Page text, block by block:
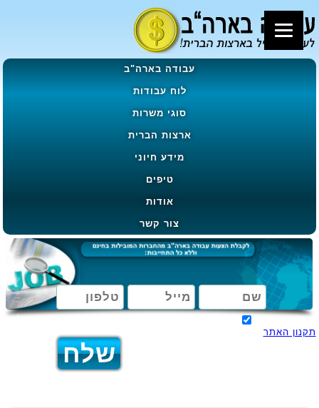
עבודה בארה"ב
לוח עבודות
סוגי משרות
ארצות הברית
מידע חיוני
טיפים
אודות
צור קשר
תקנון האתר